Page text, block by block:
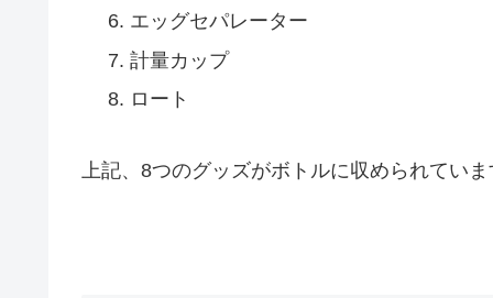
エッグセパレーター
計量カップ
ロート
上記、8つのグッズがボトルに収められてい